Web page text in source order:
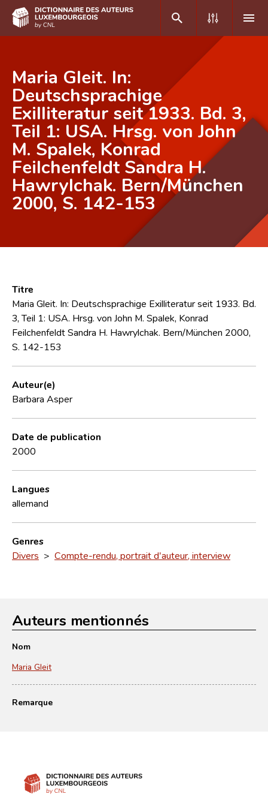
DE FR
Accueil
Auteur(e)s A-Z
Recherche avancée
Foire aux questions
CNL
Maria Gleit. In:
Deutschsprachige
Exilliteratur seit 1933. Bd. 3,
Teil 1: USA. Hrsg. von John
M. Spalek, Konrad
Feilchenfeldt Sandra H.
Hawrylchak. Bern/München
2000, S. 142-153
Titre
Maria Gleit. In: Deutschsprachige Exilliteratur seit 1933. Bd.
3, Teil 1: USA. Hrsg. von John M. Spalek, Konrad
Feilchenfeldt Sandra H. Hawrylchak. Bern/München 2000,
S. 142-153
Auteur(e)
Barbara Asper
Date de publication
2000
Langues
allemand
Genres
Divers > Compte-rendu, portrait d'auteur, interview
Auteurs mentionnés
Nom
Maria Gleit
Remarque